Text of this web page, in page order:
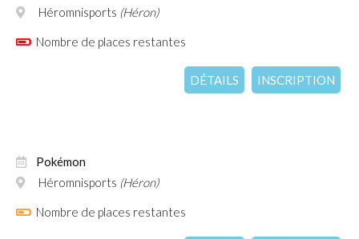
Héromnisports (Héron)
Nombre de places restantes
DÉTAILS INSCRIPTION
Pokémon
Héromnisports (Héron)
Nombre de places restantes